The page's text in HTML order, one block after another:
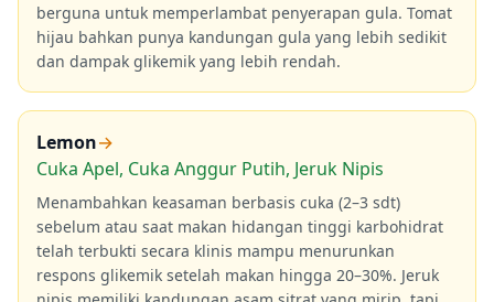
berguna untuk memperlambat penyerapan gula. Tomat
hijau bahkan punya kandungan gula yang lebih sedikit
dan dampak glikemik yang lebih rendah.
Lemon→
Cuka Apel, Cuka Anggur Putih, Jeruk Nipis
Menambahkan keasaman berbasis cuka (2–3 sdt)
sebelum atau saat makan hidangan tinggi karbohidrat
telah terbukti secara klinis mampu menurunkan
respons glikemik setelah makan hingga 20–30%. Jeruk